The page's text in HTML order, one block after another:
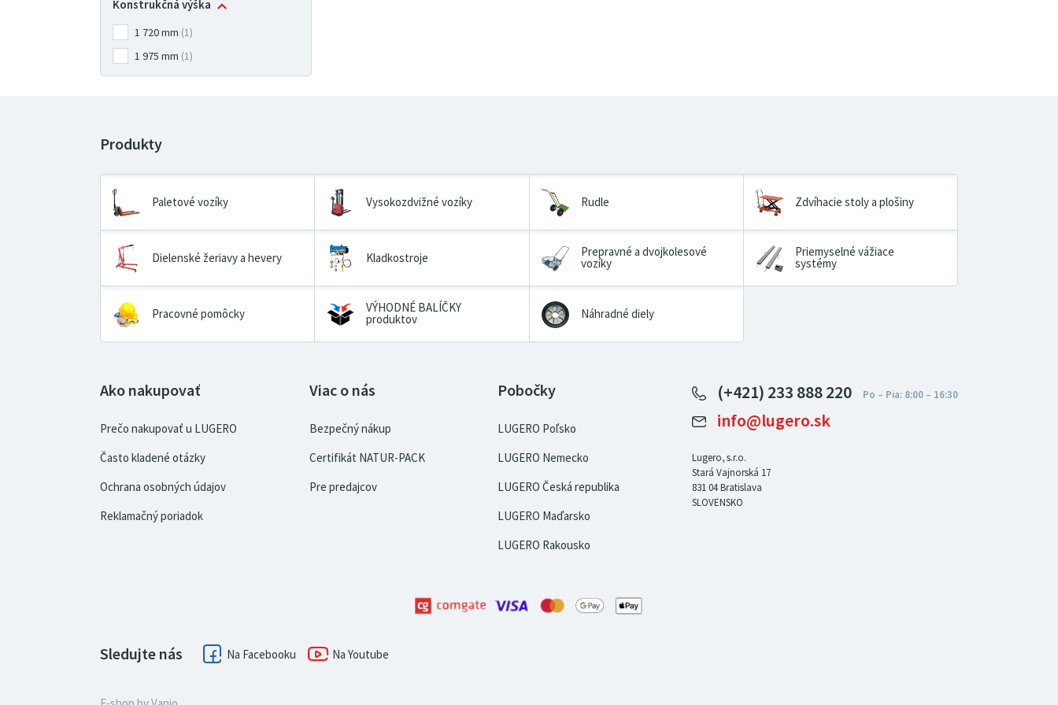
Konstrukčná výška
1 720mm (1)
1 975 mm (1)
Paletové vozíky Vysokozdvižné vozíky Rudle Zdvíhacie stoly a plošiny
Dielenské žeriavy a hevery Kladkostroje Prepravné a dvojkolesové
vozíky
Priemyselné vážiace
systémy
Pracovné pomôcky VÝHODNÉ BALÍČKY
produktov Náhradné diely
Ako nakupovať
Prečo nakupovať u LUGERO
Často kladené otázky
Ochrana osobných údajov
Reklamačný poriadok
Viac o nás
Bezpečný nákup
Certifikát NATUR-PACK
Pre predajcov
Pobočky
LUGERO Poľsko
LUGERO Nemecko
LUGERO Česká republika
LUGERO Maďarsko
LUGERO Rakousko
(+421) 233 888 220
info@lugero.sk
Lugero, s.r.o.
Stará Vajnorská 17
831 04Bratislava
SLOVENSKO
Sledujte nás Facebook Youtube